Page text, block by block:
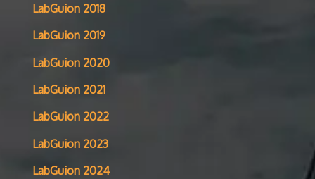
LabGuion 2018
LabGuion 2019
LabGuion 2020
LabGuion 2021
LabGuion 2022
LabGuion 2023
LabGuion 2024